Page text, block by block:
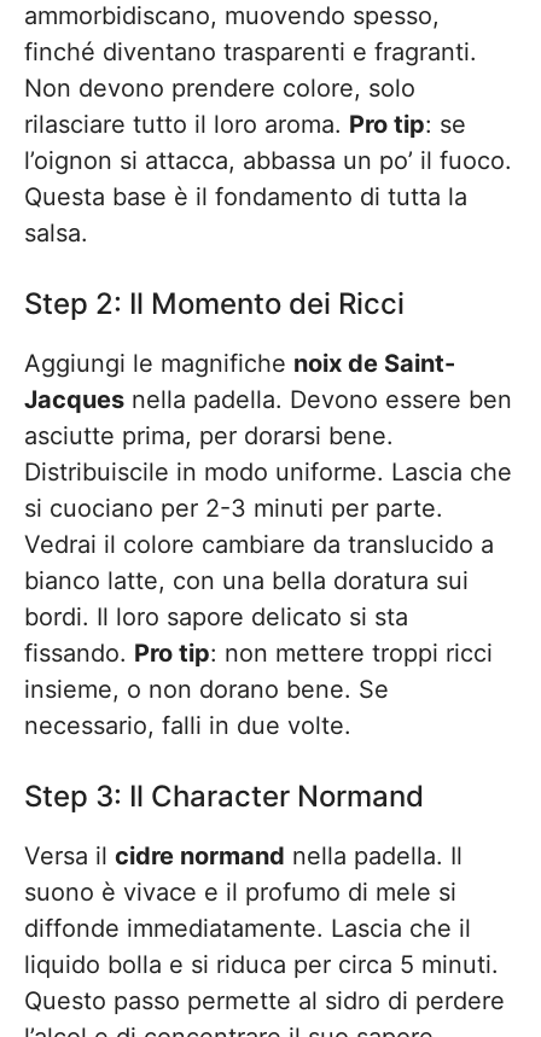
ammorbidiscano, muovendo spesso,
finché diventano trasparenti e fragranti.
Non devono prendere colore, solo
rilasciare tutto il loro aroma. Pro tip: se
l’oignon si attacca, abbassa un po’ il fuoco.
Questa base è il fondamento di tutta la
salsa.
Step 2: Il Momento dei Ricci
Aggiungi le magnifiche noix de Saint-
Jacques nella padella. Devono essere ben
asciutte prima, per dorarsi bene.
Distribuiscile in modo uniforme. Lascia che
si cuociano per 2-3 minuti per parte.
Vedrai il colore cambiare da translucido a
bianco latte, con una bella doratura sui
bordi. Il loro sapore delicato si sta
fissando. Pro tip: non mettere troppi ricci
insieme, o non dorano bene. Se
necessario, falli in due volte.
Step 3: Il Character Normand
Versa il cidre normand nella padella. Il
suono è vivace e il profumo di mele si
diffonde immediatamente. Lascia che il
liquido bolla e si riduca per circa 5 minuti.
Questo passo permette al sidro di perdere